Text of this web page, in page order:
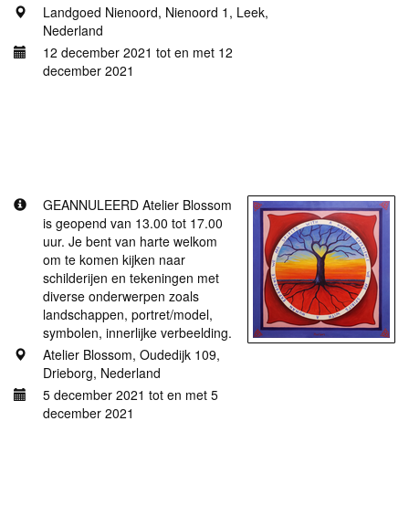
Landgoed Nienoord, Nienoord 1, Leek,
Nederland
12 december 2021 tot en met 12
december 2021
GEANNULEERD Atelier Blossom
is geopend van 13.00 tot 17.00
uur. Je bent van harte welkom
om te komen kijken naar
schilderijen en tekeningen met
diverse onderwerpen zoals
landschappen, portret/model,
symbolen, innerlijke verbeelding.
Atelier Blossom, Oudedijk 109,
Drieborg, Nederland
5 december 2021 tot en met 5
december 2021